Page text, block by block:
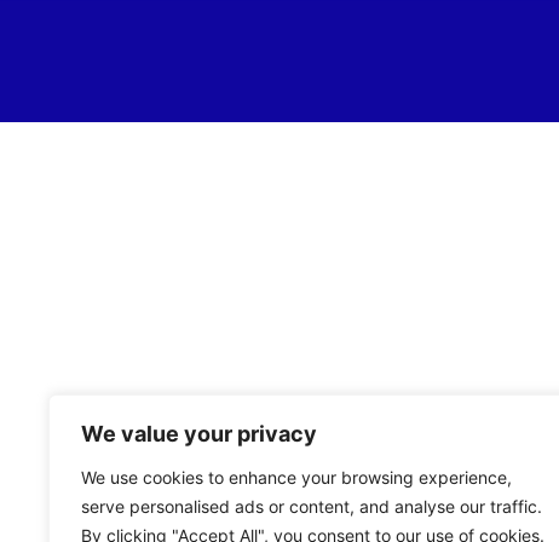
We value your privacy
We use cookies to enhance your browsing experience,
serve personalised ads or content, and analyse our traffic.
By clicking "Accept All", you consent to our use of cookies.